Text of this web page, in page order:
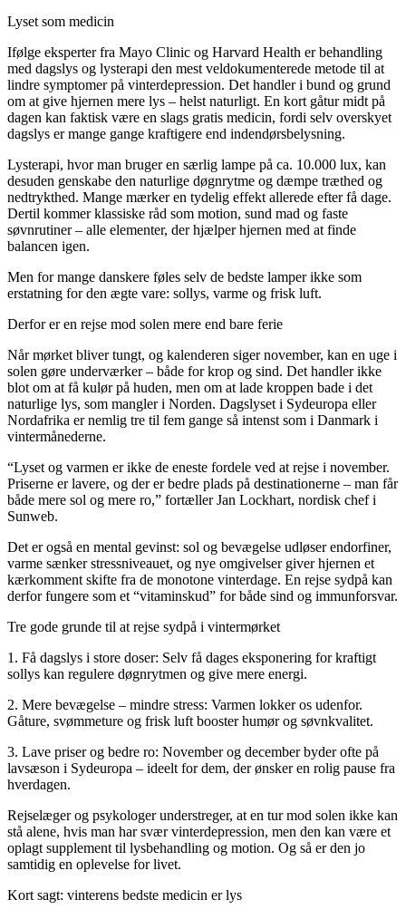
Lyset som medicin
Ifølge eksperter fra Mayo Clinic og Harvard Health er behandling
med dagslys og lysterapi den mest veldokumenterede metode til at
lindre symptomer på vinterdepression. Det handler i bund og grund
om at give hjernen mere lys – helst naturligt. En kort gåtur midt på
dagen kan faktisk være en slags gratis medicin, fordi selv overskyet
dagslys er mange gange kraftigere end indendørsbelysning.
Lysterapi, hvor man bruger en særlig lampe på ca. 10.000 lux, kan
desuden genskabe den naturlige døgnrytme og dæmpe træthed og
nedtrykthed. Mange mærker en tydelig effekt allerede efter få dage.
Dertil kommer klassiske råd som motion, sund mad og faste
søvnrutiner – alle elementer, der hjælper hjernen med at finde
balancen igen.
Men for mange danskere føles selv de bedste lamper ikke som
erstatning for den ægte vare: sollys, varme og frisk luft.
Derfor er en rejse mod solen mere end bare ferie
Når mørket bliver tungt, og kalenderen siger november, kan en uge i
solen gøre underværker – både for krop og sind. Det handler ikke
blot om at få kulør på huden, men om at lade kroppen bade i det
naturlige lys, som mangler i Norden. Dagslyset i Sydeuropa eller
Nordafrika er nemlig tre til fem gange så intenst som i Danmark i
vintermånederne.
“Lyset og varmen er ikke de eneste fordele ved at rejse i november.
Priserne er lavere, og der er bedre plads på destinationerne – man får
både mere sol og mere ro,” fortæller Jan Lockhart, nordisk chef i
Sunweb.
Det er også en mental gevinst: sol og bevægelse udløser endorfiner,
varme sænker stressniveauet, og nye omgivelser giver hjernen et
kærkomment skifte fra de monotone vinterdage. En rejse sydpå kan
derfor fungere som et “vitaminskud” for både sind og immunforsvar.
Tre gode grunde til at rejse sydpå i vintermørket
1. Få dagslys i store doser: Selv få dages eksponering for kraftigt
sollys kan regulere døgnrytmen og give mere energi.
2. Mere bevægelse – mindre stress: Varmen lokker os udenfor.
Gåture, svømmeture og frisk luft booster humør og søvnkvalitet.
3. Lave priser og bedre ro: November og december byder ofte på
lavsæson i Sydeuropa – ideelt for dem, der ønsker en rolig pause fra
hverdagen.
Rejselæger og psykologer understreger, at en tur mod solen ikke kan
stå alene, hvis man har svær vinterdepression, men den kan være et
oplagt supplement til lysbehandling og motion. Og så er den jo
samtidig en oplevelse for livet.
Kort sagt: vinterens bedste medicin er lys